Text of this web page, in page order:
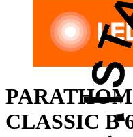
CLASSIC B